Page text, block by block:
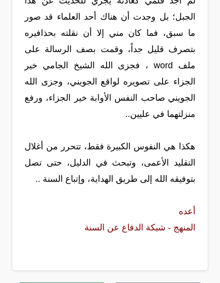
الجبل؛ بل وجدت أن هناك أحد العلماء قد صور
ما سبق، فما كان مني إلا أن نقلته بحذافيره
بتصرف قليل جداً، وقمت بصف الرسالة على
ملف word ، فجزى الله الشيخ الجامي خير
الجزاء على تصويره لواقع الجويني، وجزى الله
الجويني صاحب النفس الأوابة خير الجزاء، ورفع
منزلتهما في عليين..
هكذا هي النفوس الكبيرة فقط، تتحرر من أغلال
التقليد الأعمى، وتبحث في الدليل، حتى تصل
بتوفيقه الله إلى طريق الهداية، وإتباع السنة ..
أعده
المنهج - شبكة الدفاع عن السنة